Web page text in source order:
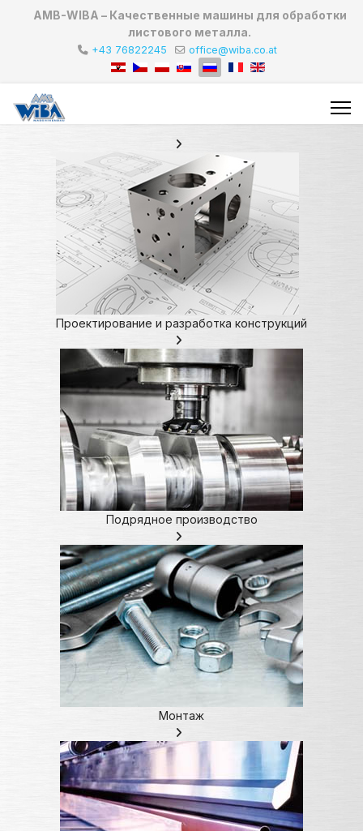
AMB-WIBA – Качественные машины для обработки
листового металла.
+43 76822245 office@wiba.co.at
Проектирование и разработка конструкций
Подрядное производство
Монтаж